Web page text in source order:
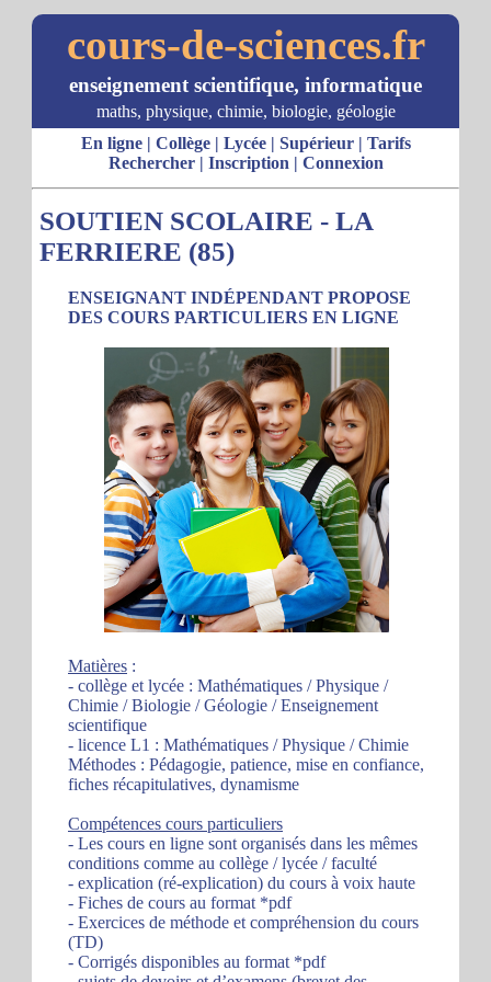
cours-de-sciences.fr
enseignement scientifique, informatique
maths, physique, chimie, biologie, géologie
En ligne| Collège| Lycée| Supérieur| Tarifs
Rechercher| Inscription | Connexion
SOUTIEN SCOLAIRE - LA
FERRIERE (85)
ENSEIGNANT INDÉPENDANT PROPOSE
DES COURS PARTICULIERS EN LIGNE
Matières :
- collège et lycée : Mathématiques / Physique /
Chimie / Biologie / Géologie / Enseignement
scientifique
- licence L1 : Mathématiques / Physique / Chimie
Méthodes : Pédagogie, patience, mise en confiance,
fiches récapitulatives, dynamisme
Compétences cours particuliers
- Les cours en ligne sont organisés dans les mêmes
conditions comme au collège / lycée / faculté
- explication (ré-explication) du cours à voix haute
- Fiches de cours au format *pdf
- Exercices de méthode et compréhension du cours
(TD)
- Corrigés disponibles au format *pdf